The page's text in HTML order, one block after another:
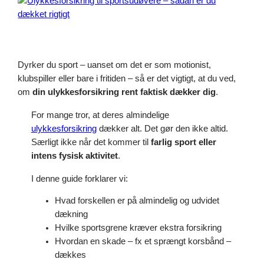
Dyrker du sport – uanset om det er som motionist,
klubspiller eller bare i fritiden – så er det vigtigt, at du ved,
omdin ulykkesforsikring rent faktisk dækker dig.
For mange tror, at deres almindelige
ulykkesforsikringdækker alt. Det gør den ikke altid.
Særligt ikke når det kommer til farlig sport eller
intens fysisk aktivitet.
I denne guide forklarer vi:
Hvad forskellen er på almindelig og udvidet
dækning
Hvilke sportsgrene kræver ekstra forsikring
Hvordan en skade – fx et sprængt korsbånd –
dækkes